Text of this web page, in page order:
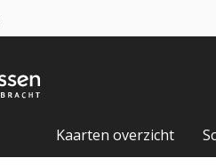
Kaarten overzicht